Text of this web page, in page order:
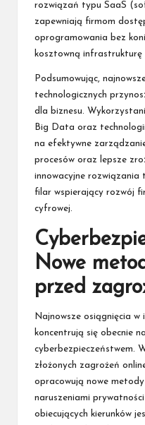
rozwiązań typu SaaS
zapewniają firmom
oprogramowania bez
kosztowną infrastrukturę
Podsumowując,
technologicznych
dla biznesu.
Big Data oraz
na efektywne
procesów oraz lepsze
innowacyjne
filar wspierający rozwój
cyfrowej.
Nowe
przed
Najnowsze osiągnięcia w
koncentrują się obecnie
cyberbezpieczeństwem.
złożonych zagrożeń
opracowują nowe
naruszeniami
obiecujących kierunków